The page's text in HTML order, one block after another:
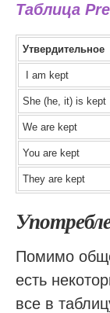
Таблица
Утвердительное
I am kept
She (he, it) is kept
We are kept
You are kept
They are kept
Помимо
есть
все в